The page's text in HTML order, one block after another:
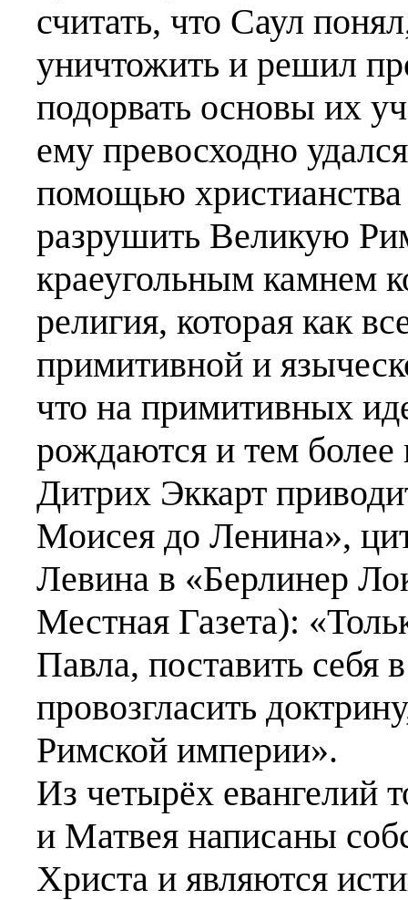
считать, что Саул
уничтожить и решил
подорвать основы их
ему превосходно
помощью христианства
разрушить Великую
краеугольным камнем
религия, которая как
примитивной и
что на примитивных
рождаются и тем более
Дитрих Эккарт
Моисея до Ленина»,
Левина в «Берлинер
Местная Газета):
Павла, поставить себя
провозгласить
Римской империи».
Из четырёх евангелий
и Матвея написаны
Христа и являются